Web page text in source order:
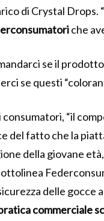
di Crystal Drops.
che
se il
se questi
“il
del fatto che la
della giovane
delle
commerciale